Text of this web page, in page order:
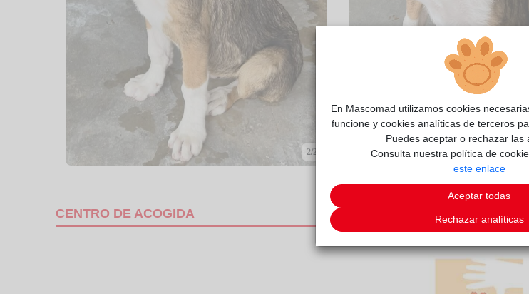
2/2
CENTRO DE ACOGIDA
En Mascomad utilizamos cookies
funcione y cookies analíticas de terceros
Puedes aceptar o rechazar las
Consulta nuestra política de
este enlace
Aceptar todas
Rechazar analíticas